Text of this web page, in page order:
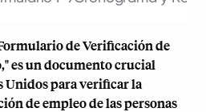
de Verificación de
es un documento crucial
Unidos para verificar la
de empleo de las personas